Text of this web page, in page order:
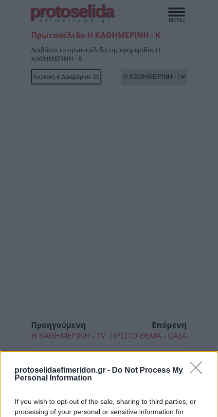
protoselidaefimeridon.gr - Do Not Process My
Personal Information
If you wish to opt-out of the sale, sharing to third parties, or
processing of your personal or sensitive information for
protoselida
efimeridon.gr
Πρωτοσέλιδο Η ΚΑΘΗΜΕΡΙΝΗ - Κ
Διαβάστε το πρωτοσέλιδο της εφημερίδας Η
ΚΑΘΗΜΕΡΙΝΗ - Κ
Προηγούμενη
Η ΚΑΘΗΜΕΡΙΝΗ - TV
Επόμενη
ΠΡΩΤΟ ΘΕΜΑ - GALA